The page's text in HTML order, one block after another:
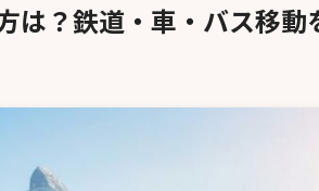
は？鉄道・車・バス移動